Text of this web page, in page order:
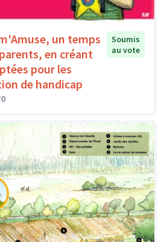
un temps
en créant
pour les
de handicap
Soumis
au vote
0